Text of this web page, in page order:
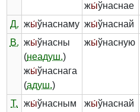
жы́ўнаснае
Д. жы́ўнаснаму жы́ўнаснай
В. жы́ўнасны
(неадуш.)
жы́ўнаснага
(адуш.)
жы́ўнасную
Т.
жы́ўнасным жы́ўнаснай